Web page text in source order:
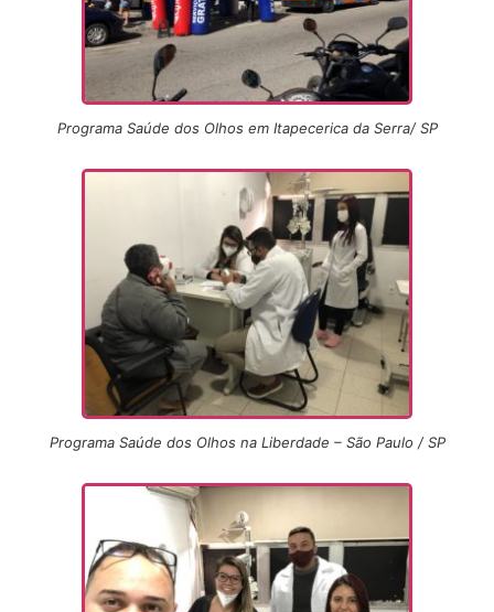
Programa Saúde dos Olhos em Itapecerica da Serra/ SP
Programa Saúde dos Olhos na Liberdade – São Paulo / SP